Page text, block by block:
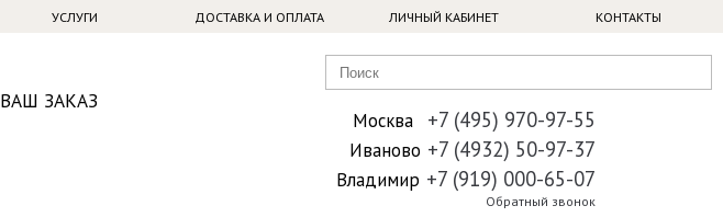
УСЛУГИ ДОСТАВКА И ОПЛАТА ЛИЧНЫЙ КАБИНЕТ КОНТАКТЫ
ВАШ ЗАКАЗ
Москва +7 (495) 970-97-55
Иваново +7 (4932) 50-97-37
Владимир +7 (919) 000-65-07
Обратный звонок